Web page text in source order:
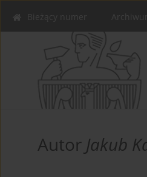
Bieżący numer
Autor Jakub